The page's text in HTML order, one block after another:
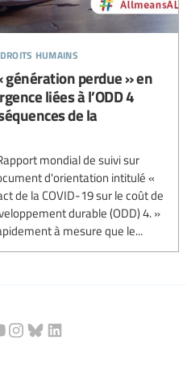
humains
génération perdue » en
liées à l’ODD 4
de la
mondial de suivi sur
d'orientation intitulé «
de la COVID-19 sur le coût de
durable (ODD) 4. »
à mesure que le...